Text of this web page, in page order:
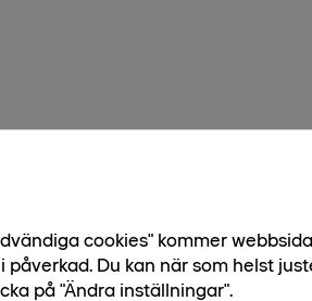
Bostadstyp
cookies" kommer
påverkad. Du kan när som helst
på "Ändra inställningar".